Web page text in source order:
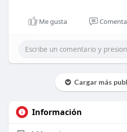
Me gusta
Cargar más
Información